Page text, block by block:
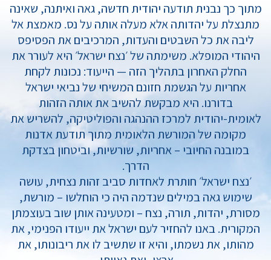
מתוך כך נבנית תודעה יהודית חדשה, גאה ואיתנה, שאינה
מתנצלת על יהדותה אלא מעלה אותה על נס. מאמצת אל
ליבה את כל השבטים והעדות, המרכיבים את הפסיפס
היהודי המופלא. משימתה של ׳נצח ישראל׳ היא לעורר את
החלק האחרון בתהליך הזה — הייעוד: נכונות לקחת
אחריות על הגשמת חזונם המשיחי של נביאי ישראל
בדורנו. היא מבקשת להשיב את אותה הזהות
לאומית-יהודית למרכז ההנהגה והפוליטיקה, להשריש את
מקומה של המורשת הלאומית מתוך תודעת אדנות
במובנה החיובי – אחריות, שורשיות, וביטחון בצדקת
הדרך.
׳נצח ישראל׳ חותרת לאחדות סביב זהות נצחית, עושה
שימוש גאה במילים שנדמה היה כי הוחלשו – מורשת,
מסורת, יהדות, תורה, נצח – ומטעינה אותן שוב בעוצמתן
המקורית. באנו להחזיר לעם ישראל את ייעודו הפנימי, את
מהותו, את נשמתו, והיא זו שתשיב לו את ריבונותו, את